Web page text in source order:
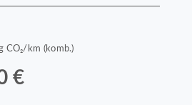
CO₂/km (komb.)
€